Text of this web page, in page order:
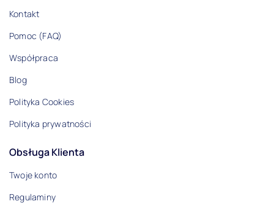
Kontakt
Pomoc (FAQ)
Współpraca
Blog
Polityka Cookies
Polityka prywatności
Obsługa Klienta
Twoje konto
Regulaminy